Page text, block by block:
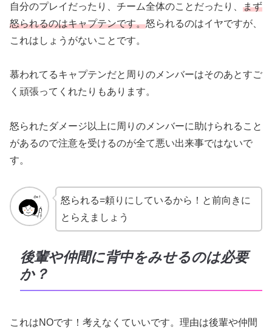
自分のプレイだったり、チーム全体のことだったり、 まず
怒られるのはキャプテンです。怒られるのはイヤですが、
これはしょうがないことです。
慕われてるキャプテンだと周りのメンバーはそのあとすご
く頑張ってくれたりもあります。
怒られたダメージ以上に周りのメンバーに助けられること
があるので注意を受けるのが全て悪い出来事ではないで
す。
怒られる=頼りにしているから！と前向きに
とらえましょう
後輩や仲間に背中をみせるのは必要
か？
これはNOです！考えなくていいです。理由は後輩や仲間